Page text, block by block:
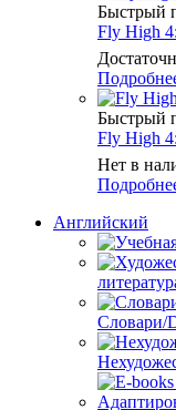
Быстрый
Fly High
Быстрый
Fly High
Нет в
Английский
Словари/